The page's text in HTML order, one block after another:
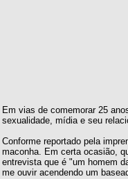
Em vias de comemorar 25
sexualidade, mídia e seu
Conforme reportado pela
maconha. Em certa ocasião,
entrevista que é "um homem
me ouvir acendendo um